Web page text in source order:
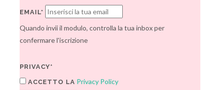
EMAIL*
Quando invii il modulo, controlla la tua inbox per
confermare l'iscrizione
PRIVACY*
ACCETTO LA Privacy Policy